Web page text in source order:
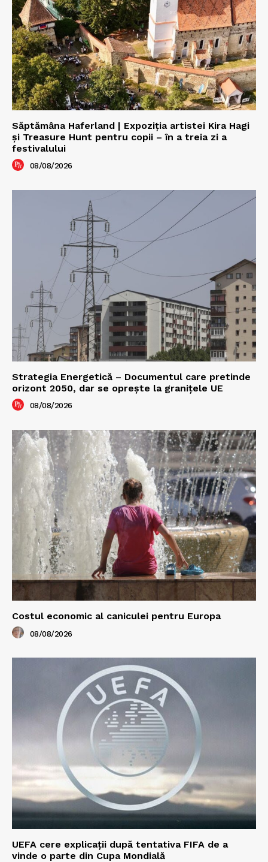
Săptămâna Haferland | Expoziţia artistei Kira Hagi
şi Treasure Hunt pentru copii – în a treia zi a
festivalului
08/08/2026
Strategia Energetică – Documentul care pretinde
orizont 2050, dar se oprește la granițele UE
08/08/2026
Costul economic al caniculei pentru Europa
08/08/2026
UEFA cere explicații după tentativa FIFA de a
vinde o parte din Cupa Mondială